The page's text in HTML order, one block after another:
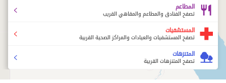
المطاعم
تصفح الفنادق والمطاعم والمقاهي القريب
المستشفيات
تصفح المستشفيات والعيادات والمراكز الصحية القريبة
المتنزهات
تصفح المتنزهات القريبة